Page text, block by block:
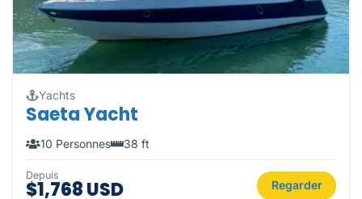
Yachts
Saeta Yacht
10 Personnes 38 ft
Depuis
$1,768 USD Regarder